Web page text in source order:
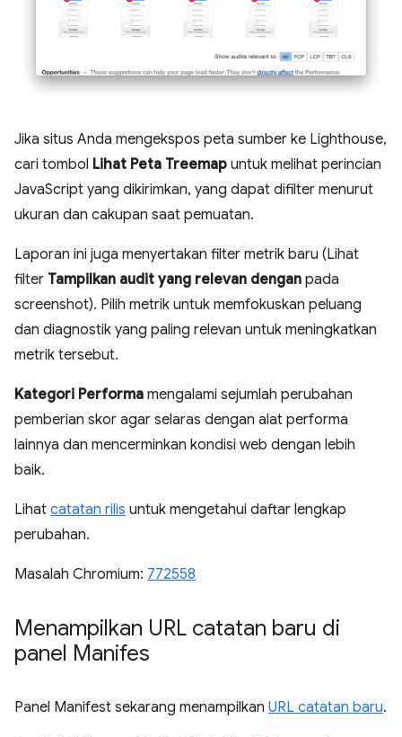
Jika situs Anda mengekspos peta sumber ke Lighthouse,
cari tombol Lihat Peta Treemap untuk melihat perincian
JavaScript yang dikirimkan, yang dapat difilter menurut
ukuran dan cakupan saat pemuatan.
Laporan ini juga menyertakan filter metrik baru (Lihat
filter Tampilkan audit yang relevan dengan pada
screenshot). Pilih metrik untuk memfokuskan peluang
dan diagnostik yang paling relevan untuk meningkatkan
metrik tersebut.
Kategori Performa mengalami sejumlah perubahan
pemberian skor agar selaras dengan alat performa
lainnya dan mencerminkan kondisi web dengan lebih
baik.
Lihat catatan rilis untuk mengetahui daftar lengkap
perubahan.
Masalah Chromium: 772558
Menampilkan URL catatan baru di
panel Manifes
Panel Manifest sekarang menampilkan URL catatan baru.